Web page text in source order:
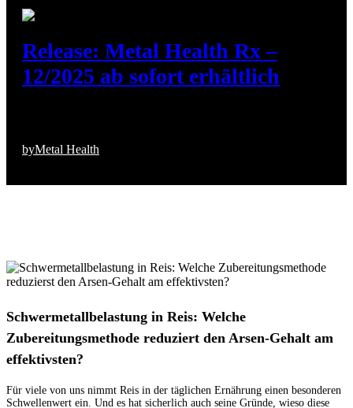
Release: Metal Health Rx –
12/2025 ab sofort erhältlich
byMetal Health
Schwermetallbelastung in Reis: Welche
Zubereitungsmethode reduziert den Arsen-Gehalt am
effektivsten?
Für viele von uns nimmt Reis in der täglichen Ernährung einen besonderen
Schwellenwert ein. Und es hat sicherlich auch seine Gründe, wieso diese